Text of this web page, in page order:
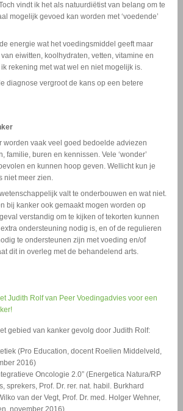
vindt ik het als natuurdiëtist van belang om te
mogelijk gevoed kan worden met ‘voedende’
energie wat het voedingsmiddel geeft maar
eiwitten, koolhydraten, vetten, vitamine en
rekening met wat wel en niet mogelijk is.
diagnose vergroot de kans op een betere
worden vaak veel goed bedoelde adviezen
familie, buren en kennissen. Vele ‘wonder’
en kunnen hoop geven. Wellicht kun je
niet meer zien.
valt te onderbouwen en wat niet.
bij kanker ook gemaakt mogen worden op
verstandig om te kijken of tekorten kunnen
ondersteuning nodig is, en of de regulieren
te ondersteunen zijn met voeding en/of
dit in overleg met de behandelend arts.
Judith Rolf van Peer Voedingadvies voor een
gebied van kanker gevolg door Judith Rolf:
(Pro Education, docent Roelien Middelveld,
2016)
Oncologie 2.0” (Energetica Natura/RP
sprekers, Prof. Dr. rer. nat. habil. Burkhard
van der Vegt, Prof. Dr. med. Holger Wehner,
november 2016)